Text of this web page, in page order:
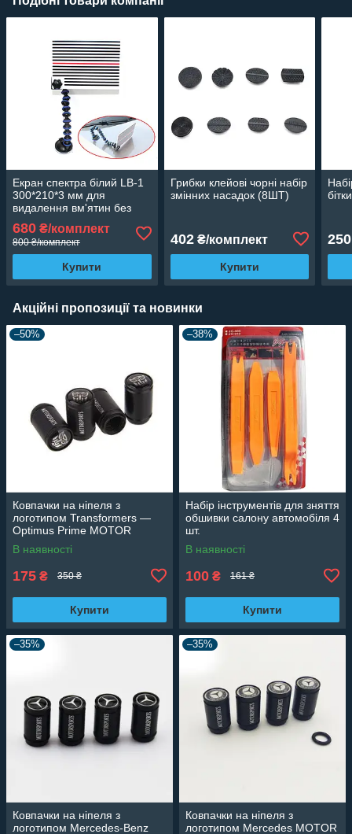
Екран спектра білий LB-1
300*210*3 мм для
видалення вм'ятин без
680 ₴/комплект
800 ₴/комплект
Купити
Грибки клейові чорні набір
змінних насадок (8ШТ)
402₴/комплект
Купити
250
Акційні пропозиції та новинки
–50%
Ковпачки на ніпеля з
логотипом Transformers —
Optimus Prime MOTOR
SPORT
В наявності
175 ₴ 350 ₴
Купити
–38%
Набір інструментів для зняття
обшивки салону автомобіля 4
шт.
В наявності
100 ₴ 161 ₴
Купити
–35%
Ковпачки на ніпеля з
логотипом Mercedes-Benz
–35%
Ковпачки на ніпеля з
логотипом Mercedes MOTOR